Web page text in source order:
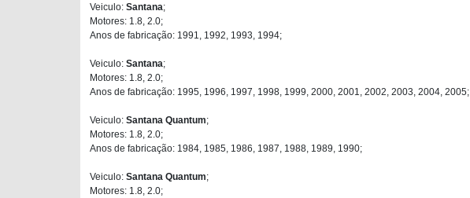
Veiculo: Santana;
Motores: 1.8, 2.0;
Anos de fabricação: 1991, 1992, 1993, 1994;
Veiculo: Santana;
Motores: 1.8, 2.0;
Anos de fabricação: 1995, 1996, 1997, 1998, 1999, 2000, 2001, 2002, 2003, 2004, 2005;
Veiculo: Santana Quantum;
Motores: 1.8, 2.0;
Anos de fabricação: 1984, 1985, 1986, 1987, 1988, 1989, 1990;
Veiculo: Santana Quantum;
Motores: 1.8, 2.0;